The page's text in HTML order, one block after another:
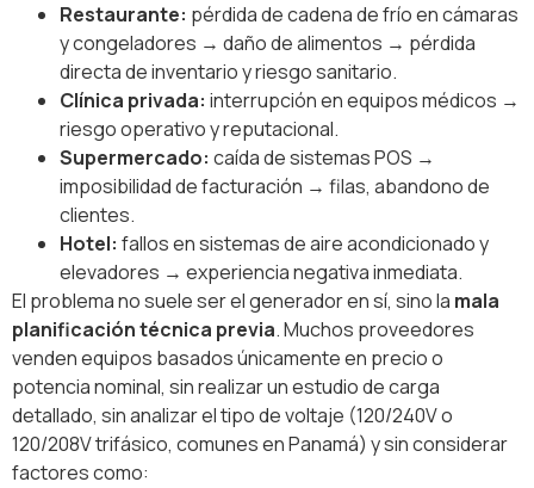
Restaurante: pérdida de cadena de frío en cámaras
y congeladores → daño de alimentos → pérdida
directa de inventario y riesgo sanitario.
Clínica privada: interrupción en equipos médicos →
riesgo operativo y reputacional.
Supermercado: caída de sistemas POS →
imposibilidad de facturación → filas, abandono de
clientes.
Hotel: fallos en sistemas de aire acondicionado y
elevadores → experiencia negativa inmediata.
El problema no suele ser el generador en sí, sino la mala
planificación técnica previa. Muchos proveedores
venden equipos basados únicamente en precio o
potencia nominal, sin realizar un estudio de carga
detallado, sin analizar el tipo de voltaje (120/240V o
120/208V trifásico, comunes en Panamá) y sin considerar
factores como: